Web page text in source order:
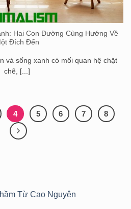
Hai Con Đường Cùng Hướng Về
Đích Đến
và sống xanh có mối quan hệ chặt
chẽ, [...]
4 5 6 7 8
Từ Cao Nguyên